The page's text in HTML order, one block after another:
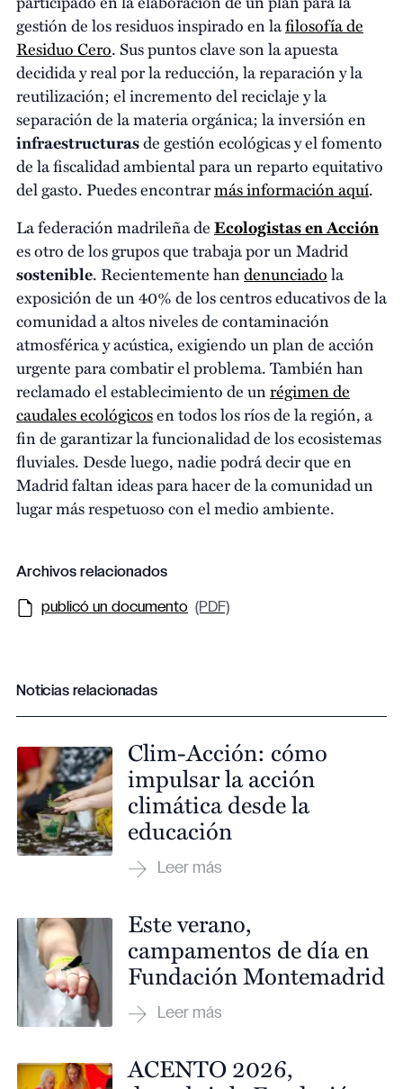
gestión de los residuos inspirado en lafilosofía de
Residuo Cero. Sus puntos clave son la apuesta
decidida y real por la reducción, la reparación y la
reutilización; el incremento del reciclaje y la
separación de la materia orgánica; la inversión en
infraestructurasde gestión ecológicas y el fomento
de la fiscalidad ambiental para un reparto equitativo
del gasto. Puedes encontrarmás información aquí.
La federación madrileña deEcologistas en Acción
es otro de los grupos que trabaja por un Madrid
sostenible. Recientemente handenunciadola
exposición de un 40% de los centros educativos de la
comunidad a altos niveles de contaminación
atmosférica y acústica, exigiendo un plan de acción
urgente para combatir el problema. También han
reclamado el establecimiento de unrégimen de
caudales ecológicosen todos los ríos de la región, a
fin de garantizar la funcionalidad de los ecosistemas
fluviales. Desde luego, nadie podrá decir que en
Madrid faltan ideas para hacer de la comunidad un
lugar más respetuoso con el medio ambiente.
Archivos relacionados
publicó un documento (PDF)
Noticias relacionadas
Clim-Acción: cómo
impulsar la acción
climática desde la
educación
Este verano,
campamentos de día en
Fundación Montemadrid
ACENTO 2026,